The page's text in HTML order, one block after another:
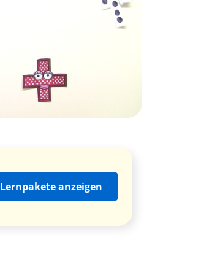
Lernpakete anzeigen